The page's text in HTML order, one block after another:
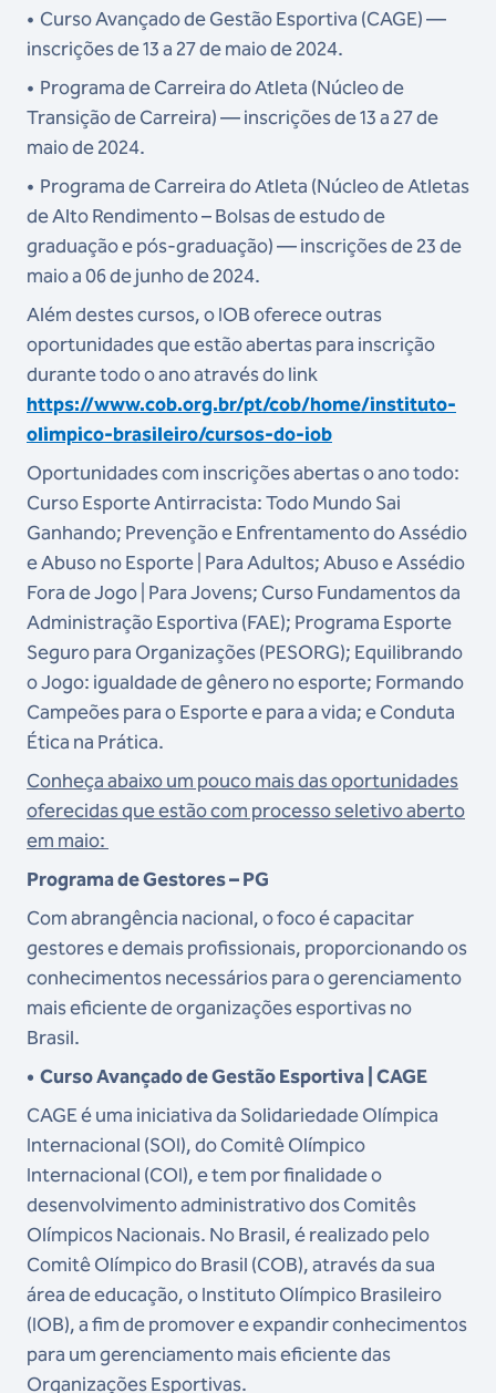
• Curso Avançado de Gestão Esportiva (CAGE) —
inscrições de 13 a 27 de maio de 2024.
• Programa de Carreira do Atleta (Núcleo de
Transição de Carreira) — inscrições de 13 a 27 de
maio de 2024.
• Programa de Carreira do Atleta (Núcleo de Atletas
de Alto Rendimento – Bolsas de estudo de
graduação e pós-graduação) — inscrições de 23 de
maio a 06 de junho de 2024.
Além destes cursos, o IOB oferece outras
oportunidades que estão abertas para inscrição
durante todo o ano através do link
https://www.cob.org.br/pt/cob/home/instituto-
olimpico-brasileiro/cursos-do-iob
Oportunidades com inscrições abertas o ano todo:
Curso Esporte Antirracista: Todo Mundo Sai
Ganhando; Prevenção e Enfrentamento do Assédio
e Abuso no Esporte | Para Adultos; Abuso e Assédio
Fora de Jogo | Para Jovens; Curso Fundamentos da
Administração Esportiva (FAE); Programa Esporte
Seguro para Organizações (PESORG); Equilibrando
o Jogo: igualdade de gênero no esporte; Formando
Campeões para o Esporte e para a vida; e Conduta
Ética na Prática.
Conheça abaixo um pouco mais das oportunidades
oferecidas que estão com processo seletivo aberto
em maio:
Programa de Gestores – PG
Com abrangência nacional, o foco é capacitar
gestores e demais profissionais, proporcionando os
conhecimentos necessários para o gerenciamento
mais eficiente de organizações esportivas no
Brasil.
• Curso Avançado de Gestão Esportiva | CAGE
CAGE é uma iniciativa da Solidariedade Olímpica
Internacional (SOI), do Comitê Olímpico
Internacional (COI), e tem por finalidade o
desenvolvimento administrativo dos Comitês
Olímpicos Nacionais. No Brasil, é realizado pelo
Comitê Olímpico do Brasil (COB), através da sua
área de educação, o Instituto Olímpico Brasileiro
(IOB), a fim de promover e expandir conhecimentos
para um gerenciamento mais eficiente das
Organizações Esportivas.